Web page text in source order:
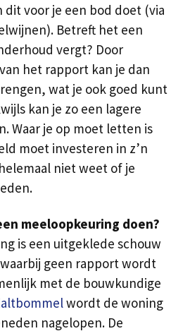
dit voor je een bod doet (via
Betreft het een
vergt? Door
het rapport kan je dan
wat je ook goed kunt
kan je zo een lagere
Waar je op moet letten is
moet investeren in z’n
niet weet of je
meeloopkeuring doen?
is een uitgeklede schouw
geen rapport wordt
met de bouwkundige
wordt de woning
nagelopen. De